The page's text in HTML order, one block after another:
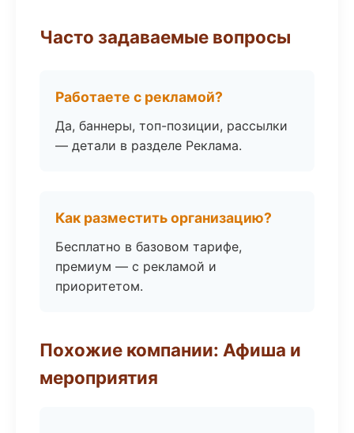
Часто задаваемые вопросы
Работаете с рекламой?
Да, баннеры, топ-позиции, рассылки
— детали в разделе Реклама.
Как разместить организацию?
Бесплатно в базовом тарифе,
премиум — с рекламой и
приоритетом.
Похожие компании: Афиша и
мероприятия